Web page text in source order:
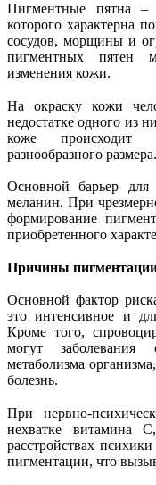
Пигментные пятна –
которого характерна
сосудов, морщины и
пигментных пятен
изменения кожи.
На окраску кожи
недостатке одного из
коже происходит
разнообразного размера.
Основной барьер для
меланин. При
формирование
приобретенного
Причины
Основной фактор
это интенсивное и
Кроме того,
могут заболевания
метаболизма
болезнь.
При нервно-
нехватке витамина
расстройствах
пигментации, что